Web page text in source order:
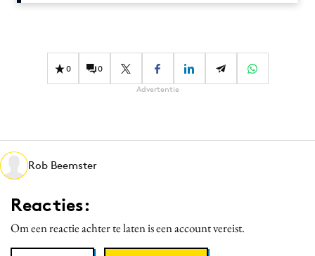
Effectiviteit
Gedragsverandering
Martech
Media
Merkstrategie
PR
Programmatic
0 0
Advertentie
Rob Beemster
Reacties:
Om een reactie achter te laten is een account vereist.